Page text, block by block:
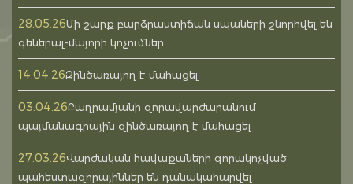
28.05.26Մի շարք բարձրաստիճան սպաների շնորհվել են
գեներալ-մայորի կոչումներ
14.04.26Զինծառայող է մահացել
03.04.26Բաղրամյանի զորավարժարանում
պայմանագրային զինծառայող է մահացել
27.03.26Վարժական հավաքաների զորակոչված
պահեստազորայիններ են դանակահարվել